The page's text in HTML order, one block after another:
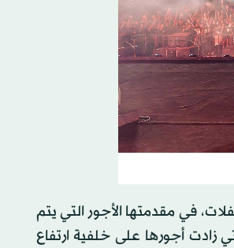
في مقدمتها الأجور التي يتم
زادت أجورها على خلفية ارتفاع